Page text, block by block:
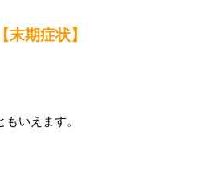
【末期症状】
もいえます。